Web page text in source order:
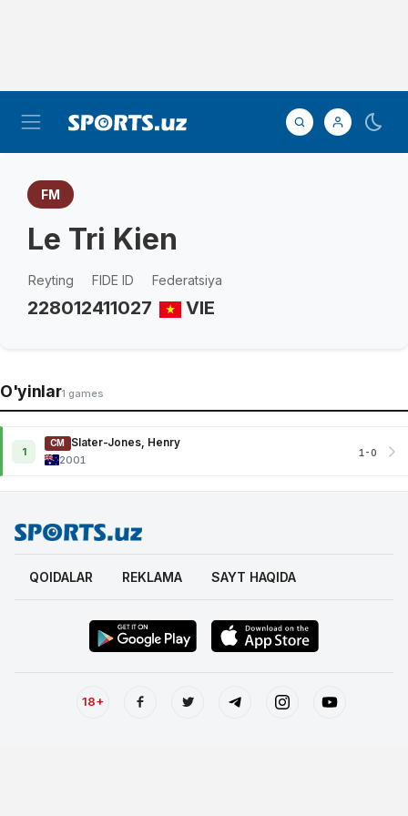
FM
Le Tri Kien
Reyting
2280
FIDE ID
12411027
Federatsiya
VIE
O'yinlar1 games
1
CM
Slater-Jones, Henry
2001
1-0
QOIDALAR REKLAMA SAYT HAQIDA
18+